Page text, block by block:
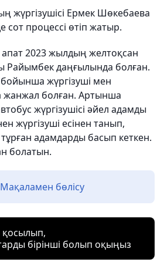
жүргізушісі Ермек Шөкебаева
сот процессі өтіп жатыр.
2023 жылдың желтоқсан
Райымбек даңғылында болған.
бойынша жүргізуші мен
болған. Артынша
жүргізушісі әйел адамды
жүргізуші есінен танып,
адамдарды басып кеткен.
болатын.
Мақаламен бөлісу
қосылып,
бірінші болып оқыңыз